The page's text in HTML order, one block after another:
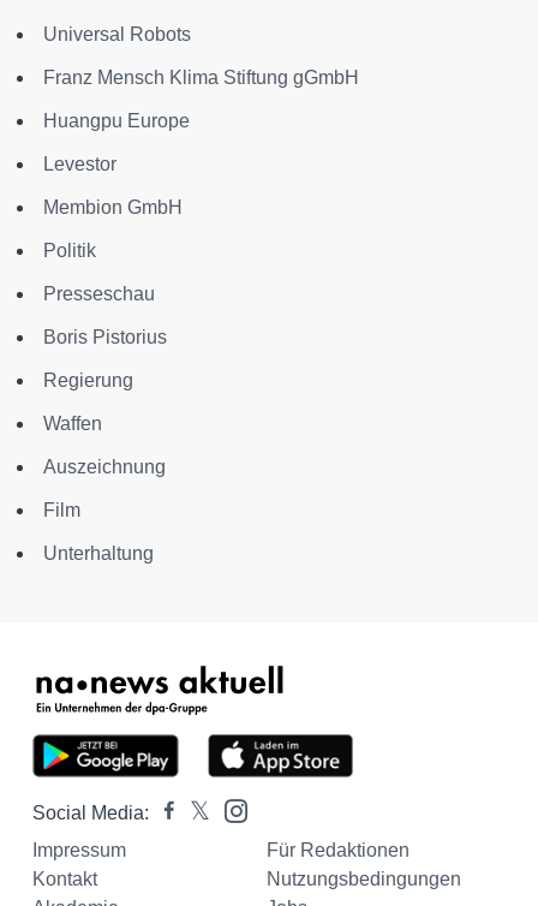
Universal Robots
Franz Mensch Klima Stiftung gGmbH
Huangpu Europe
Levestor
Membion GmbH
Politik
Presseschau
Boris Pistorius
Regierung
Waffen
Auszeichnung
Film
Unterhaltung
Social Media:
Impressum
Für Redaktionen
Kontakt
Nutzungsbedingungen